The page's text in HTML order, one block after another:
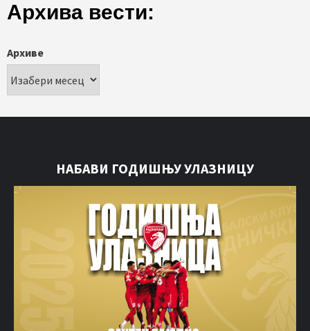
Архива вести:
Архиве
НАБАВИ ГОДИШЊУ УЛАЗНИЦУ